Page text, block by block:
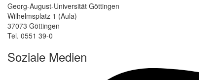
Georg-August-Universität Göttingen
Wilhelmsplatz 1 (Aula)
37073 Göttingen
Tel. 0551 39-0
Soziale Medien